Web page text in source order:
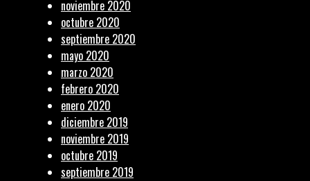
noviembre 2020
octubre 2020
septiembre 2020
mayo 2020
marzo 2020
febrero 2020
enero 2020
diciembre 2019
noviembre 2019
octubre 2019
septiembre 2019